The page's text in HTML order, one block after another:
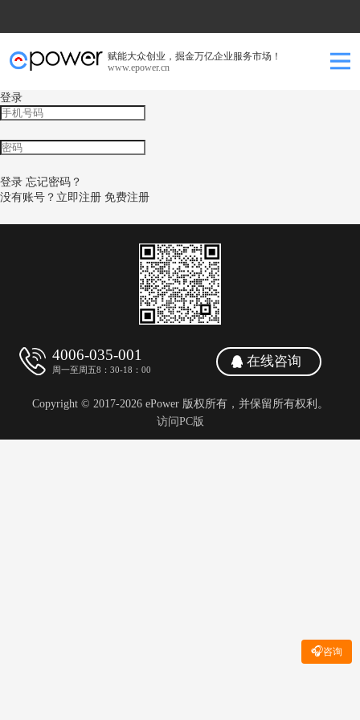
赋能大众创业，掘金万亿企业服务市场！
www.epower.cn
登录
登录 忘记密码？
没有账号？立即注册 免费注册
4006-035-001
周一至周五8：30-18：00
在线咨询
Copyright © 2017-2026 ePower 版权所有，并保留所有权利。
访问PC版
🎧咨询